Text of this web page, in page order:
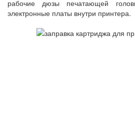
рабочие дюзы печатающей
электронные платы внутри принтера.